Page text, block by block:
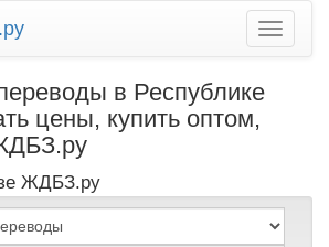
в Республике
цены, купить оптом,
ЖДБЗ.ру